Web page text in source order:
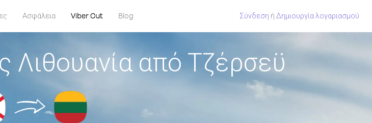
Ασφάλεια Viber Out Blog Σύνδεση ή Δημιουργία λογαριασμού
Λιθουανία από Τζέρσεϋ